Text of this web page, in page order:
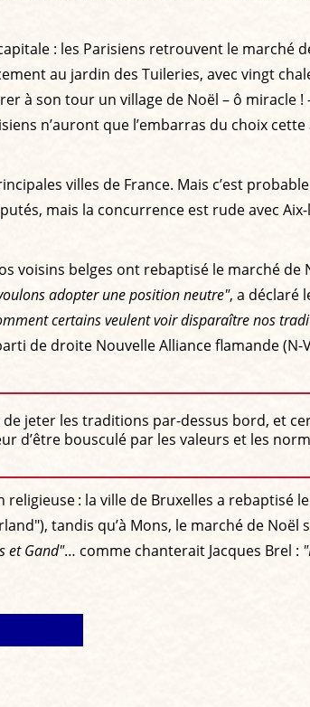
: les Parisiens retrouvent le marché
au jardin des Tuileries, avec vingt
à son tour un village de Noël – ô miracle !
n’auront que l’embarras du choix cette
villes de France. Mais c’est
mais la concurrence est rude avec
voisins belges ont rebaptisé le marché de
adopter une position neutre", a déclaré
certains veulent voir disparaître nos
de droite Nouvelle Alliance flamande (N-
jeter les traditions par-dessus bord, et
d’être bousculé par les valeurs et les
: la ville de Bruxelles a rebaptisé
tandis qu’à Mons, le marché de Noël
et Gand"… comme chanterait Jacques Brel :